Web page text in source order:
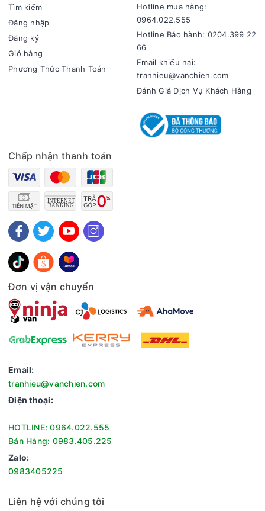
Tìm kiếm
Đăng nhập
Đăng ký
Giỏ hàng
Phương Thức Thanh Toán
Hotline mua hàng:
0964.022.555
Hotline Bảo hành: 0204.399 22
66
Email khiếu nại:
tranhieu@vanchien.com
Đánh Giá Dịch Vụ Khách Hàng
Chấp nhận thanh toán
Đơn vị vận chuyển
Email:
tranhieu@vanchien.com
Điện thoại:
HOTLINE: 0964.022.555
Bán Hàng: 0983.405.225
Zalo:
0983405225
Liên hệ với chúng tôi